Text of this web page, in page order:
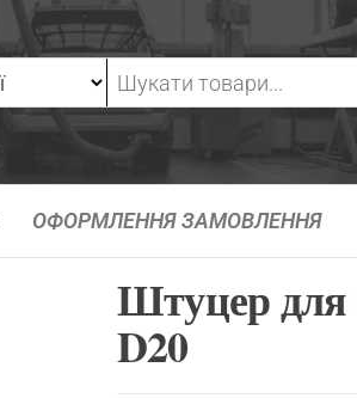
ОФОРМЛЕННЯ ЗАМОВЛЕННЯ
Штуцер для
D20